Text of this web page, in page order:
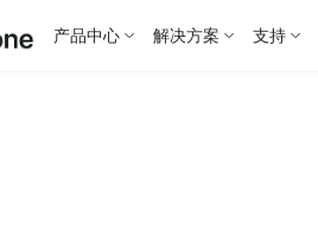
产品中心 解决方案 支持